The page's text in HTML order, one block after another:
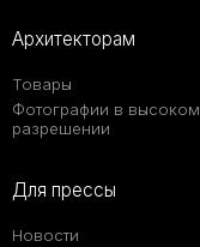
Архитекторам
Товары
Фотографии в высоком
разрешении
Для прессы
Новости